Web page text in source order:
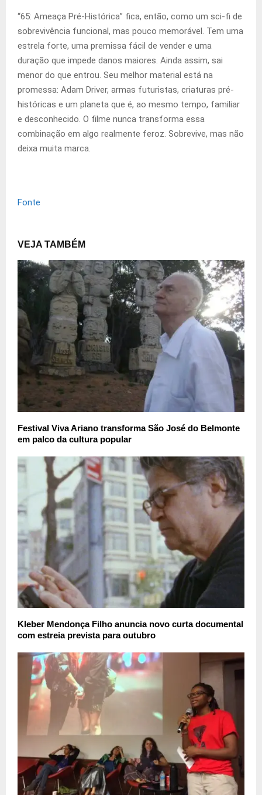
“65: Ameaça Pré-Histórica” fica, então, como um sci-fi de
sobrevivência funcional, mas pouco memorável. Tem uma
estrela forte, uma premissa fácil de vender e uma
duração que impede danos maiores. Ainda assim, sai
menor do que entrou. Seu melhor material está na
promessa: Adam Driver, armas futuristas, criaturas pré-
históricas e um planeta que é, ao mesmo tempo, familiar
e desconhecido. O filme nunca transforma essa
combinação em algo realmente feroz. Sobrevive, mas não
deixa muita marca.
Fonte
VEJA TAMBÉM
Festival Viva Ariano transforma São José do Belmonte
em palco da cultura popular
Kleber Mendonça Filho anuncia novo curta documental
com estreia prevista para outubro